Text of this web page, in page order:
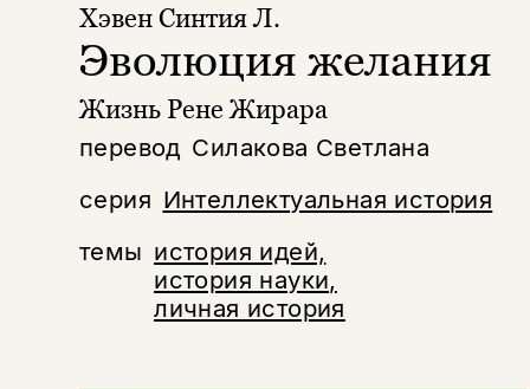
перевод Силакова Светлана
серия Интеллектуальная история
темы история идей,
история науки,
личная история
Хэвен Синтия Л.
Эволюция желания
Жизнь Рене Жирара